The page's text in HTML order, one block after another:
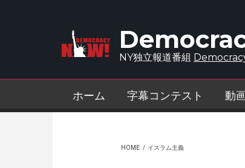
NY独立報道番組
ホーム 字幕コンテスト 動
HOME / イスラム主義